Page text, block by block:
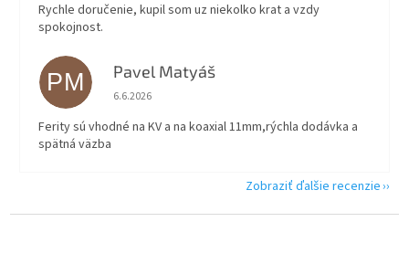
Rychle doručenie, kupil som uz niekolko krat a vzdy
spokojnost.
PM Pavel Matyáš
Hodnotenie obchodu je 5 z 5 hviezdičiek.
6.6.2026
Ferity sú vhodné na KV a na koaxial 11mm,rýchla dodávka a
spätná väzba
Zobraziť ďalšie recenzie